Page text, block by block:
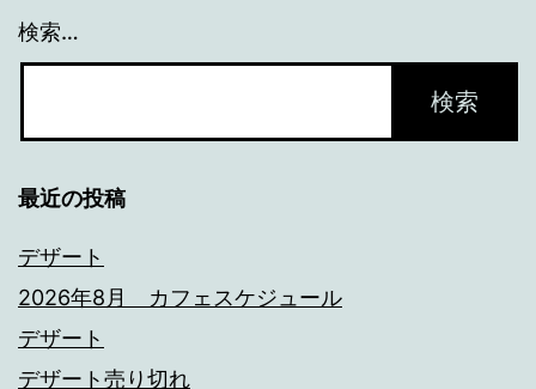
ョ
検索…
最近の投稿
デザート
2026年8月 カフェスケジュール
デザート
デザート売り切れ